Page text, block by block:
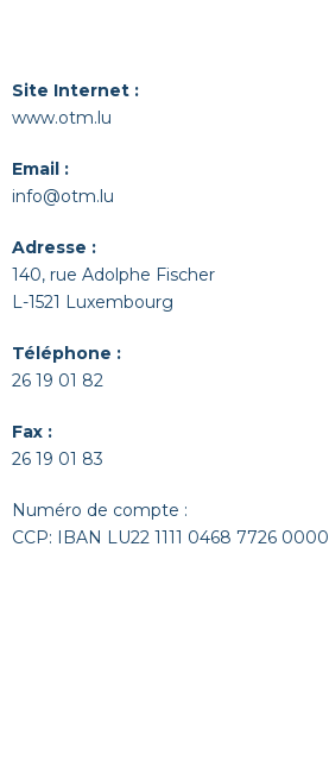
Site Internet :
www.otm.lu
Email :
info@otm.lu
Adresse :
140, rue Adolphe Fischer
L-1521 Luxembourg
Téléphone :
26 19 01 82
Fax :
26 19 01 83
Numéro de compte :
CCP: IBAN LU22 1111 0468 7726 0000